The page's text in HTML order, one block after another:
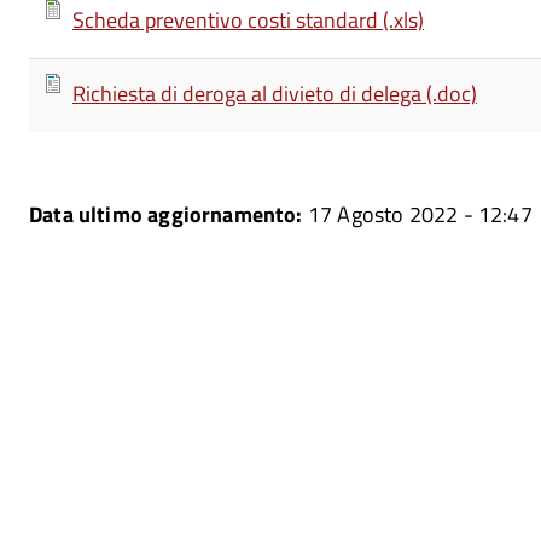
Scheda preventivo costi standard (.xls)
Richiesta di deroga al divieto di delega (.doc)
Data ultimo aggiornamento: 17 Agosto 2022 - 12:47